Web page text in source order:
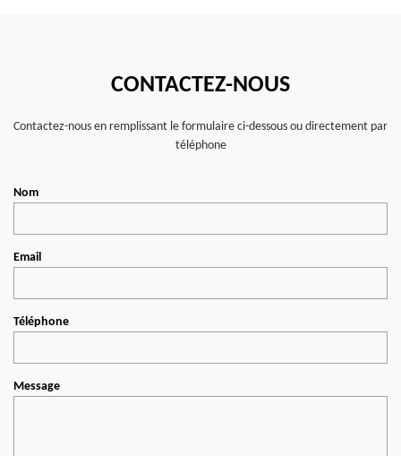
CONTACTEZ-NOUS
Contactez-nous en remplissant le formulaire ci-dessous ou directement par
téléphone
Nom
Email
Téléphone
Message